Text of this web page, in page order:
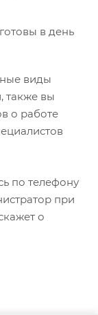
в день
виды
также вы
о работе
по телефону
при
о